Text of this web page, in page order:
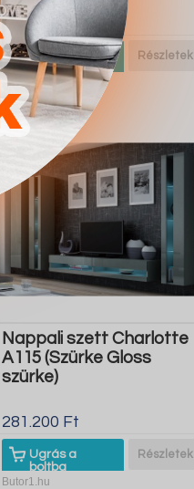
99.900 Ft
Ugrás a
boltba
Részletek
Butor1.hu
Nappali szett Charlotte
A115 (Szürke Gloss
szürke)
281.200 Ft
Ugrás a
boltba
Részletek
Butor1.hu